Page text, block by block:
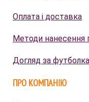
Оплата і доставка
Методи нанесення
Догляд за
ПРО КОМПАНІЮ